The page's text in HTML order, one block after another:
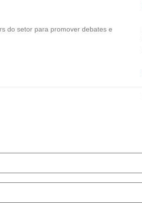
do setor para promover debates e